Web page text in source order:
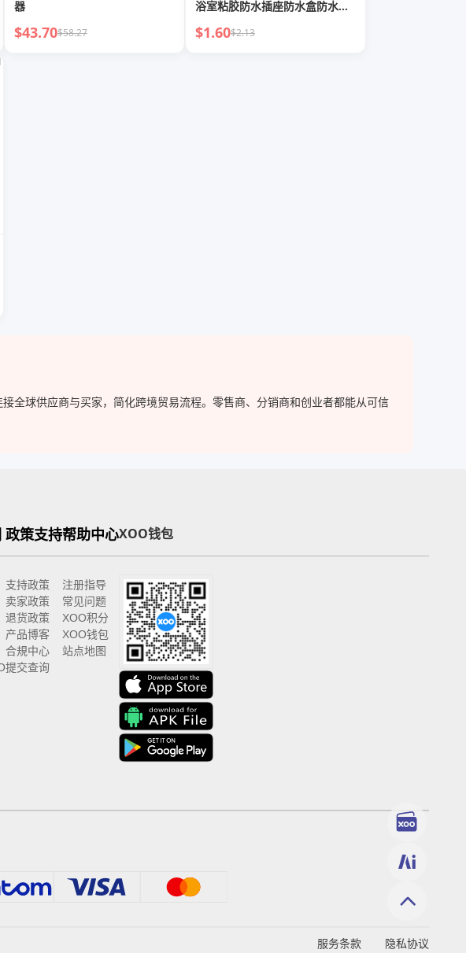
器
$43.70$58.27
浴室粘胶防水插座防水盒防水盖
开关保护盖
$1.60$2.13
全球供应商与买家，简化跨境贸易流程。零售商、分销商和创业者都能从可信
政策支持
支持政策
卖家政策
退货政策
产品博客
合規中心
提交查询
帮助中心
注册指导
常见问题
XOO积分
XOO钱包
站点地图
XOO钱包
服务条款 隐私协议